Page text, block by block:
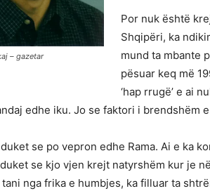
– gazetar
Por nuk është
Shqipëri, ka
mund ta mbante
pësuar keq më
‘hap rrugë’ e ai
edhe iku. Jo se faktori i brendshëm
se po vepron edhe Rama. Ai e ka
se kjo vjen krejt natyrshëm kur je
tani nga frika e humbjes, ka filluar ta